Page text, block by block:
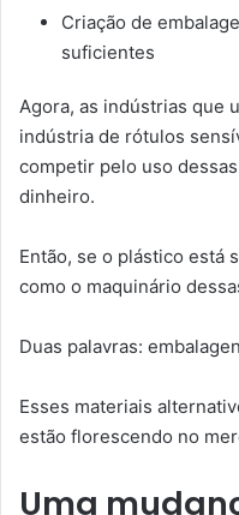
Criação de
suficientes
Agora, as indústrias que
indústria de rótulos
competir pelo uso
dinheiro.
Então, se o plástico está
como o maquinário
Duas palavras:
Esses materiais
estão florescendo no
Uma